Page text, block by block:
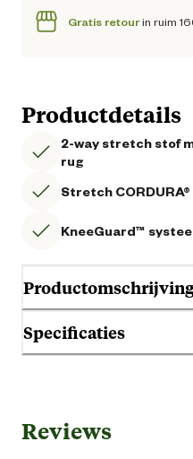
Gratis retourin ruim
Productdetails
2-way stretch stof
rug
Stretch
KneeGuard™
Specificaties
Geschikt voor geslacht
Reviews